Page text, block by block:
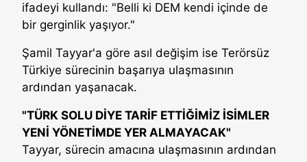
ifadeyi kullandı: "Belli ki DEM kendi içinde de
bir gerginlik yaşıyor."
Şamil Tayyar'a göre asıl değişim ise Terörsüz
Türkiye sürecinin başarıya ulaşmasının
ardından yaşanacak.
"TÜRK SOLU DİYE TARİF ETTİĞİMİZ İSİMLER
YENİ YÖNETİMDE YER ALMAYACAK"
Tayyar, sürecin amacına ulaşmasının ardından